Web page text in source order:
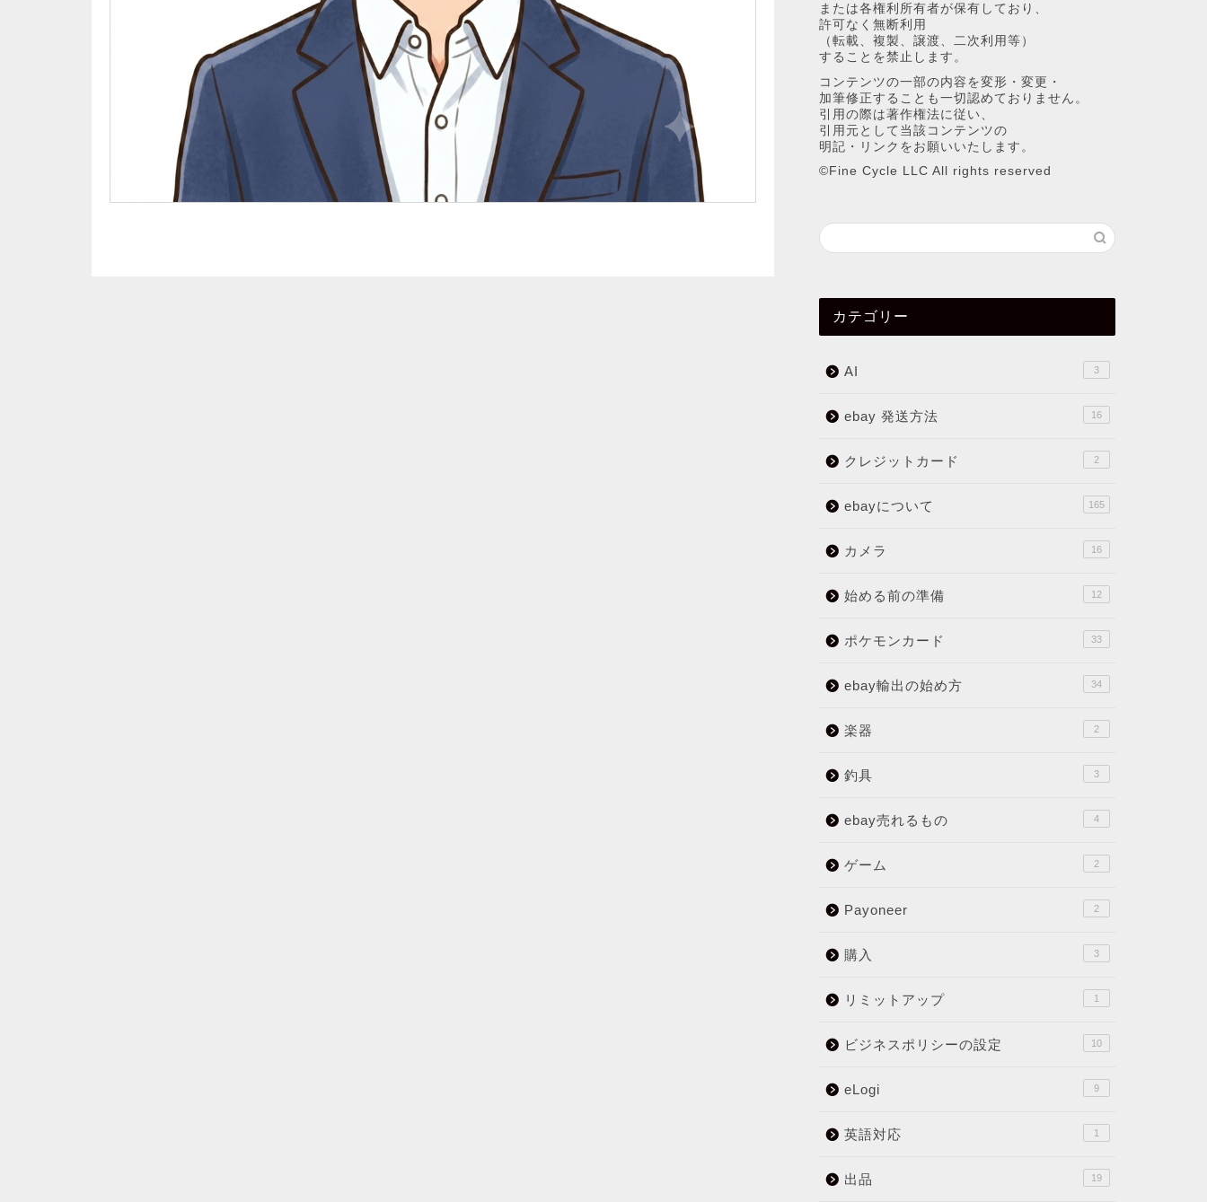
または各権利所有者が保有しており、
許可なく無断利用
（転載、複製、譲渡、二次利用等）
することを禁止します。
コンテンツの一部の内容を変形・変更・
加筆修正することも一切認めておりません。
引用の際は著作権法に従い、
引用元として当該コンテンツの
明記・リンクをお願いいたします。
©︎Fine Cycle LLC All rights reserved
カテゴリー
AI 3
ebay 発送方法 16
クレジットカード 2
ebayについて 165
カメラ 16
始める前の準備 12
ポケモンカード 33
ebay輸出の始め方 34
楽器 2
釣具 3
ebay売れるもの 4
ゲーム 2
Payoneer 2
購入 3
リミットアップ 1
ビジネスポリシーの設定 10
eLogi 9
英語対応 1
出品 19